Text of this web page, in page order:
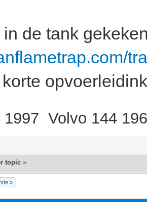
de tank
1997 Volvo 144
topic »
»